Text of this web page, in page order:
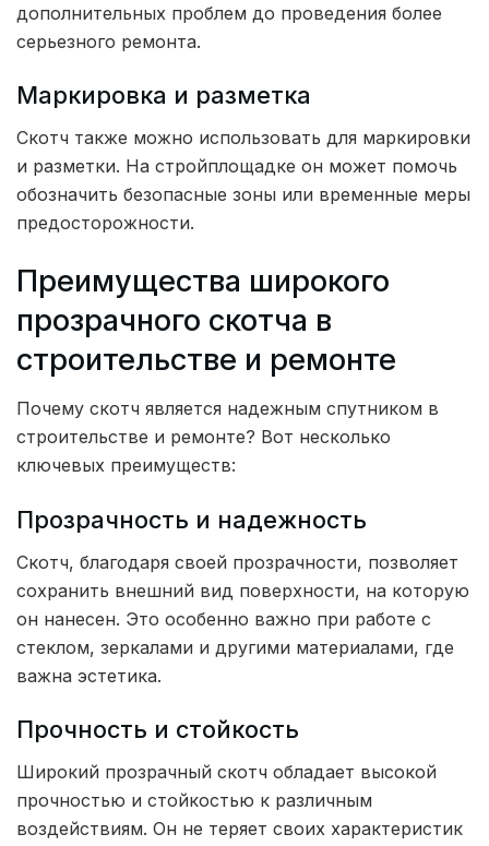
дополнительных проблем до проведения более
серьезного ремонта.
Маркировка и разметка
Скотч также можно использовать для маркировки
и разметки. На стройплощадке он может помочь
обозначить безопасные зоны или временные меры
предосторожности.
Преимущества широкого
прозрачного скотча в
строительстве и ремонте
Почему скотч является надежным спутником в
строительстве и ремонте? Вот несколько
ключевых преимуществ:
Прозрачность и надежность
Скотч, благодаря своей прозрачности, позволяет
сохранить внешний вид поверхности, на которую
он нанесен. Это особенно важно при работе с
стеклом, зеркалами и другими материалами, где
важна эстетика.
Прочность и стойкость
Широкий прозрачный скотч обладает высокой
прочностью и стойкостью к различным
воздействиям. Он не теряет своих характеристик